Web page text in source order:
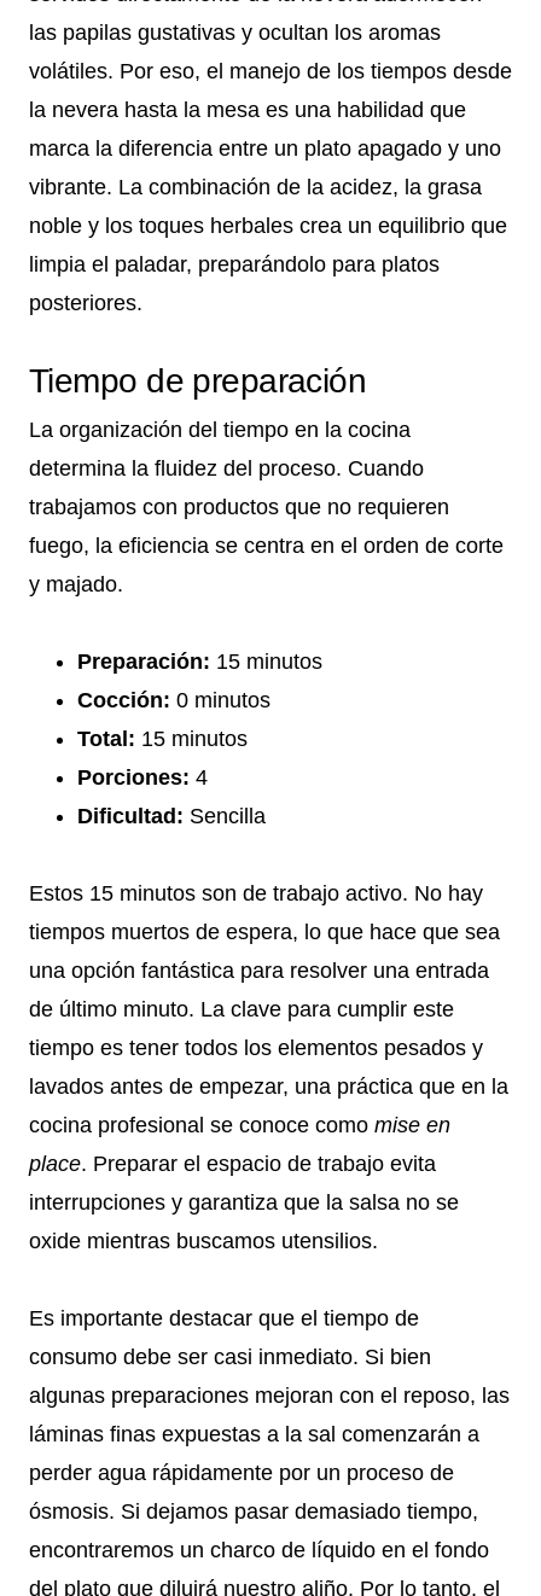
las papilas gustativas y ocultan los aromas
volátiles. Por eso, el manejo de los tiempos desde
la nevera hasta la mesa es una habilidad que
marca la diferencia entre un plato apagado y uno
vibrante. La combinación de la acidez, la grasa
noble y los toques herbales crea un equilibrio que
limpia el paladar, preparándolo para platos
posteriores.
Tiempo de preparación
La organización del tiempo en la cocina
determina la fluidez del proceso. Cuando
trabajamos con productos que no requieren
fuego, la eficiencia se centra en el orden de corte
y majado.
Preparación: 15 minutos
Cocción: 0 minutos
Total: 15 minutos
Porciones: 4
Dificultad: Sencilla
Estos 15 minutos son de trabajo activo. No hay
tiempos muertos de espera, lo que hace que sea
una opción fantástica para resolver una entrada
de último minuto. La clave para cumplir este
tiempo es tener todos los elementos pesados y
lavados antes de empezar, una práctica que en la
cocina profesional se conoce como mise en
place. Preparar el espacio de trabajo evita
interrupciones y garantiza que la salsa no se
oxide mientras buscamos utensilios.
Es importante destacar que el tiempo de
consumo debe ser casi inmediato. Si bien
algunas preparaciones mejoran con el reposo, las
láminas finas expuestas a la sal comenzarán a
perder agua rápidamente por un proceso de
ósmosis. Si dejamos pasar demasiado tiempo,
encontraremos un charco de líquido en el fondo
del plato que diluirá nuestro aliño. Por lo tanto, el